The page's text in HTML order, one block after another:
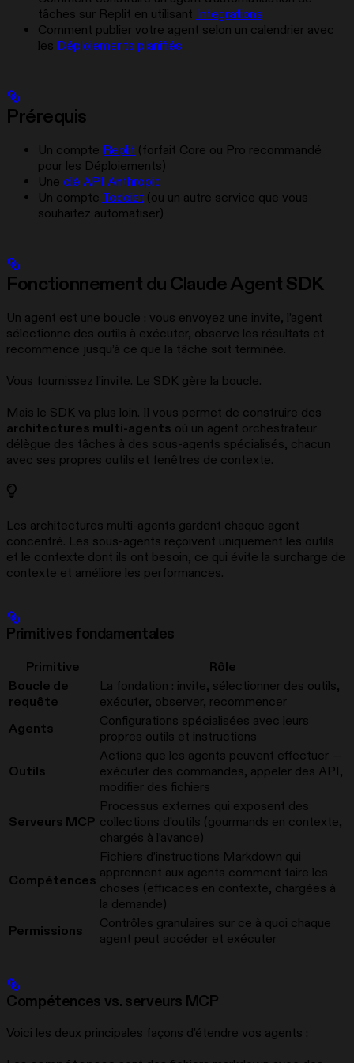
tâches sur Replit en utilisant Integrations
Comment publier votre agent selon un calendrier avec
les Déploiements planifiés
Prérequis
Un compte Replit (forfait Core ou Pro recommandé
pour les Déploiements)
Une clé API Anthropic
Un compte Todoist (ou un autre service que vous
souhaitez automatiser)
Fonctionnement du Claude Agent SDK
Un agent est une boucle : vous envoyez une invite, l’agent
sélectionne des outils à exécuter, observe les résultats et
recommence jusqu’à ce que la tâche soit terminée.
Vous fournissez l’invite. Le SDK gère la boucle.
Mais le SDK va plus loin. Il vous permet de construire des
architectures multi-agents où un agent orchestrateur
délègue des tâches à des sous-agents spécialisés, chacun
avec ses propres outils et fenêtres de contexte.
Les architectures multi-agents gardent chaque agent
concentré. Les sous-agents reçoivent uniquement les outils
et le contexte dont ils ont besoin, ce qui évite la surcharge de
contexte et améliore les performances.
Primitives fondamentales
Primitive
Rôle
Boucle de
requête
La fondation : invite, sélectionner des outils,
exécuter, observer, recommencer
Agents
Configurations spécialisées avec leurs
propres outils et instructions
Outils
Actions que les agents peuvent effectuer —
exécuter des commandes, appeler des API,
modifier des fichiers
Serveurs MCP
Processus externes qui exposent des
collections d’outils (gourmands en contexte,
chargés à l’avance)
Compétences
Fichiers d’instructions Markdown qui
apprennent aux agents comment faire les
choses (efficaces en contexte, chargées à
la demande)
Permissions
Contrôles granulaires sur ce à quoi chaque
agent peut accéder et exécuter
Compétences vs. serveurs MCP
Voici les deux principales façons d’étendre vos agents :